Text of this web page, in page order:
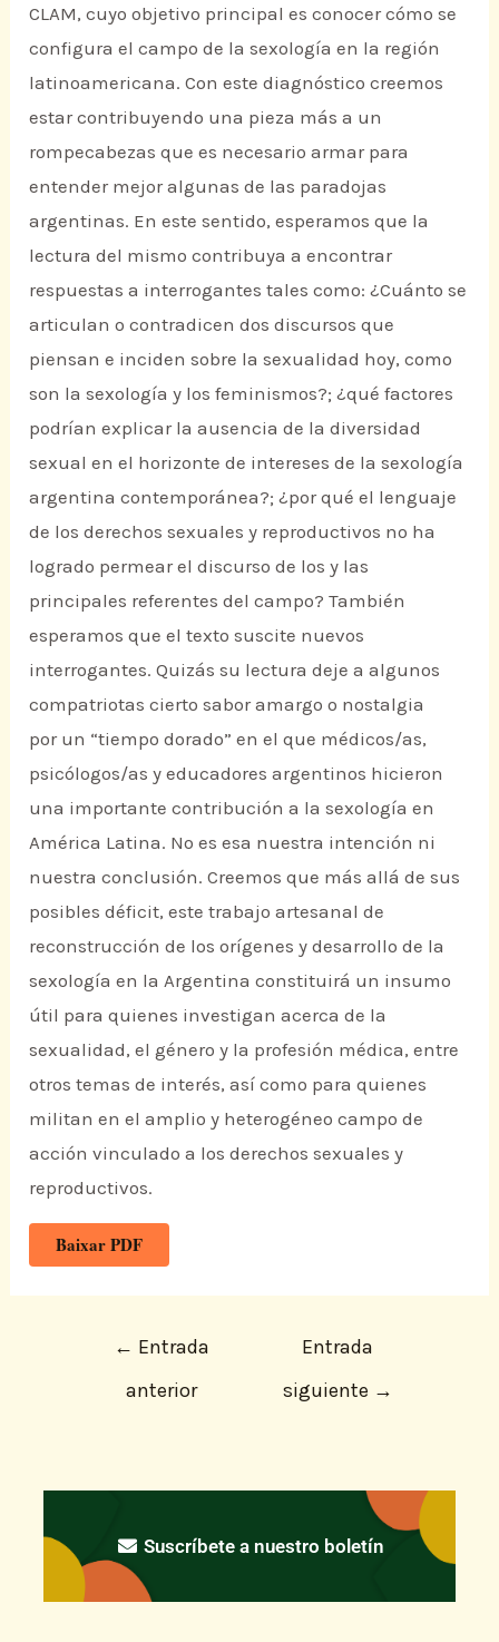
CLAM, cuyo objetivo principal es conocer cómo se
configura el campo de la sexología en la región
latinoamericana. Con este diagnóstico creemos
estar contribuyendo una pieza más a un
rompecabezas que es necesario armar para
entender mejor algunas de las paradojas
argentinas. En este sentido, esperamos que la
lectura del mismo contribuya a encontrar
respuestas a interrogantes tales como: ¿Cuánto se
articulan o contradicen dos discursos que
piensan e inciden sobre la sexualidad hoy, como
son la sexología y los feminismos?; ¿qué factores
podrían explicar la ausencia de la diversidad
sexual en el horizonte de intereses de la sexología
argentina contemporánea?; ¿por qué el lenguaje
de los derechos sexuales y reproductivos no ha
logrado permear el discurso de los y las
principales referentes del campo? También
esperamos que el texto suscite nuevos
interrogantes. Quizás su lectura deje a algunos
compatriotas cierto sabor amargo o nostalgia
por un “tiempo dorado” en el que médicos/as,
psicólogos/as y educadores argentinos hicieron
una importante contribución a la sexología en
América Latina. No es esa nuestra intención ni
nuestra conclusión. Creemos que más allá de sus
posibles déficit, este trabajo artesanal de
reconstrucción de los orígenes y desarrollo de la
sexología en la Argentina constituirá un insumo
útil para quienes investigan acerca de la
sexualidad, el género y la profesión médica, entre
otros temas de interés, así como para quienes
militan en el amplio y heterogéneo campo de
acción vinculado a los derechos sexuales y
reproductivos.
Baixar PDF
← Entrada
anterior
Entrada
siguiente →
Suscríbete a nuestro boletín